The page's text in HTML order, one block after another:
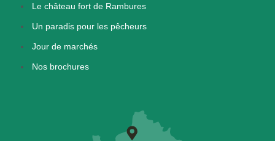
Le château fort de Rambures
Un paradis pour les pêcheurs
Jour de marchés
Nos brochures